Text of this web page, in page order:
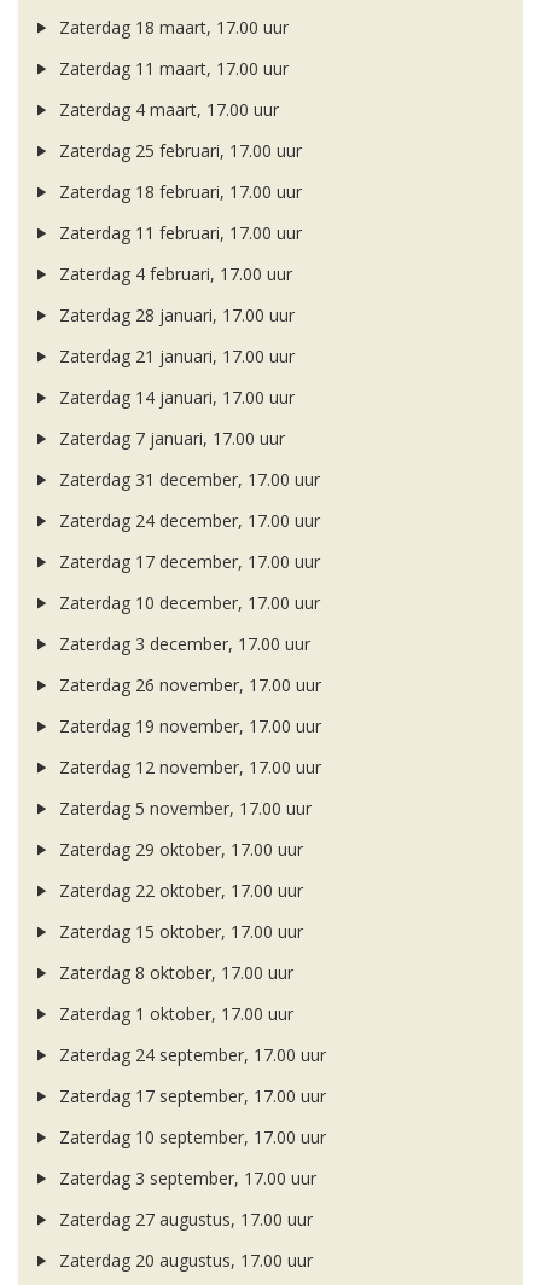
Zaterdag 18 maart, 17.00 uur
Zaterdag 11 maart, 17.00 uur
Zaterdag 4 maart, 17.00 uur
Zaterdag 25 februari, 17.00 uur
Zaterdag 18 februari, 17.00 uur
Zaterdag 11 februari, 17.00 uur
Zaterdag 4 februari, 17.00 uur
Zaterdag 28 januari, 17.00 uur
Zaterdag 21 januari, 17.00 uur
Zaterdag 14 januari, 17.00 uur
Zaterdag 7 januari, 17.00 uur
Zaterdag 31 december, 17.00 uur
Zaterdag 24 december, 17.00 uur
Zaterdag 17 december, 17.00 uur
Zaterdag 10 december, 17.00 uur
Zaterdag 3 december, 17.00 uur
Zaterdag 26 november, 17.00 uur
Zaterdag 19 november, 17.00 uur
Zaterdag 12 november, 17.00 uur
Zaterdag 5 november, 17.00 uur
Zaterdag 29 oktober, 17.00 uur
Zaterdag 22 oktober, 17.00 uur
Zaterdag 15 oktober, 17.00 uur
Zaterdag 8 oktober, 17.00 uur
Zaterdag 1 oktober, 17.00 uur
Zaterdag 24 september, 17.00 uur
Zaterdag 17 september, 17.00 uur
Zaterdag 10 september, 17.00 uur
Zaterdag 3 september, 17.00 uur
Zaterdag 27 augustus, 17.00 uur
Zaterdag 20 augustus, 17.00 uur